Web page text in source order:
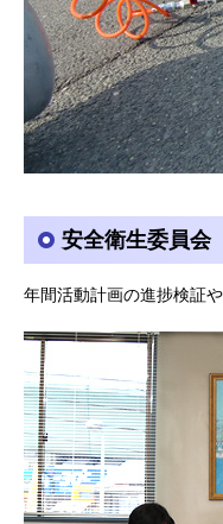
安全衛生委員会
年間活動計画の進捗検証